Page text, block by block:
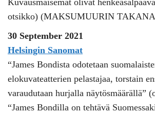
Kuvausmaisemat olivat
otsikko) (MAKSUMUURIN
30 September 2021
Helsingin Sanomat
“James Bondista odotetaan
elokuvateatterien pelastajaa, torstain
varaudutaan hurjalla näytösmäärällä”
“James Bondilla on tehtävä